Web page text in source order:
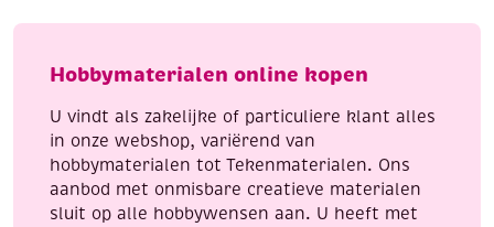
ivoor
13
per
cm
Hobbymaterialen online kopen
U vindt als zakelijke of particuliere klant alles
in onze webshop, variërend van
hobbymaterialen tot Tekenmaterialen. Ons
aanbod met onmisbare creatieve materialen
sluit op alle hobbywensen aan. U heeft met